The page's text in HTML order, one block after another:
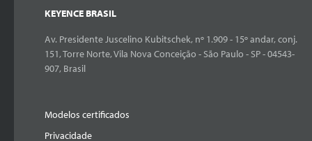
KEYENCE BRASIL
Av. Presidente Juscelino Kubitschek, nº 1.909 - 15º andar, conj.
151, Torre Norte, Vila Nova Conceição - São Paulo - SP - 04543-
907, Brasil
Modelos certificados
Privacidade